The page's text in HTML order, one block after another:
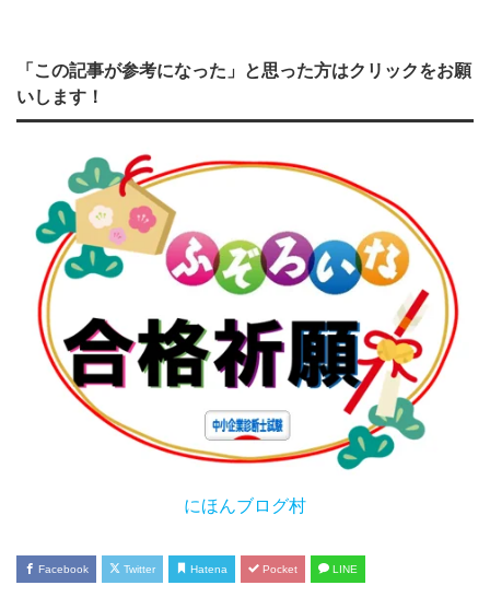
「この記事が参考になった」と思った方はクリックをお願
いします！
にほんブログ村
Facebook Twitter Hatena Pocket LINE